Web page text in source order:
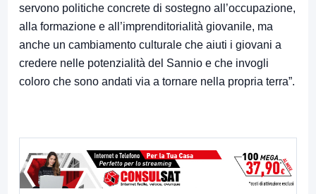
servono politiche concrete di sostegno all’occupazione,
alla formazione e all’imprenditorialità giovanile, ma
anche un cambiamento culturale che aiuti i giovani a
credere nelle potenzialità del Sannio e che invogli
coloro che sono andati via a tornare nella propria terra”.